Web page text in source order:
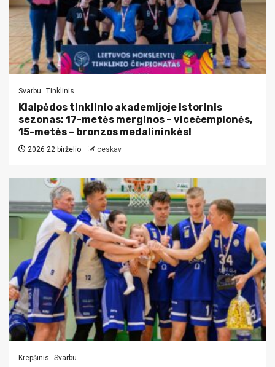
Svarbu Tinklinis
Klaipėdos tinklinio akademijoje istorinis
sezonas: 17-metės merginos – vicečempionės,
15-metės – bronzos medalininkės!
2026 22 birželio ceskav
Krepšinis Svarbu